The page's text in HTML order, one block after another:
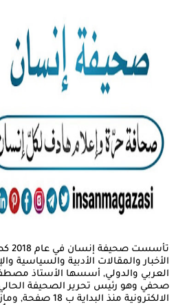
الأخبار والمقالات الأدبية والسياسية
العربي والدولي, أسسها الأستاذ
صحفي وهو رئيس تحرير الصحيفة
الالكترونية منذ